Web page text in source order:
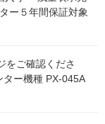
ー５年間保証対象
をご確認くださ
ー機種 PX-045A